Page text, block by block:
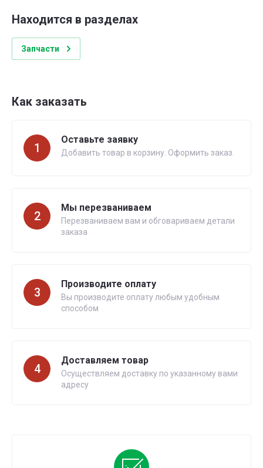
Находится в разделах
Запчасти
Как заказать
1
Оставьте заявку
Добавить товар в корзину. Оформить заказ.
2
Мы перезваниваем
Перезваниваем вам и обговариваем детали
заказа
3
Производите оплату
Вы производите оплату любым удобным
способом
4
Доставляем товар
Осуществляем доставку по указанному вами
адресу